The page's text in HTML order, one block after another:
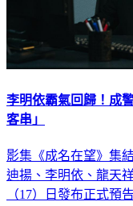
李明依霸氣回歸！成
客串」
影集《成名在望》集
迪揚、李明依、龍天
（17）日發布正式預